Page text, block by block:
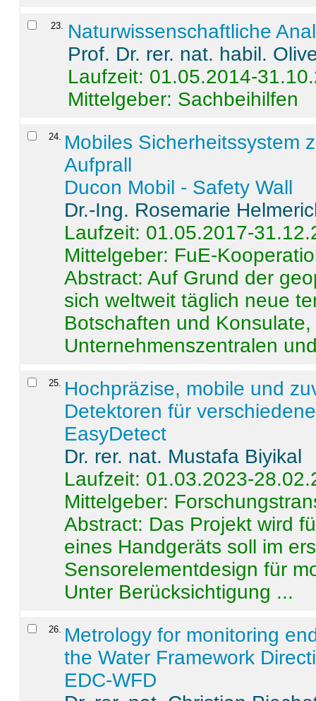
23. Naturwissenschaftliche
Prof. Dr. rer. nat. habil.
Laufzeit: 01.05.2014-
Mittelgeber: Sachbeihilfen
24. Mobiles Sicherheitssystem
Aufprall
Ducon Mobil - Safety Wall
Dr.-Ing. Rosemarie
Laufzeit: 01.05.2017-
Mittelgeber: FuE-
Abstract:Auf Grund der
sich weltweit täglich neue
Botschaften und
Unternehmenszentralen
25. Hochpräzise, mobile und
Detektoren für
EasyDetect
Dr. rer. nat. Mustafa Biyikal
Laufzeit: 01.03.2023-
Mittelgeber:
Abstract: Das Projekt wird
eines Handgeräts soll im
Sensorelementdesign für
Unter Berücksichtigung ...
26. Metrology for monitoring
the Water Framework
EDC-WFD